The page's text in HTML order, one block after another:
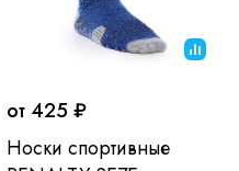
от 425 ₽
Носки спортивные